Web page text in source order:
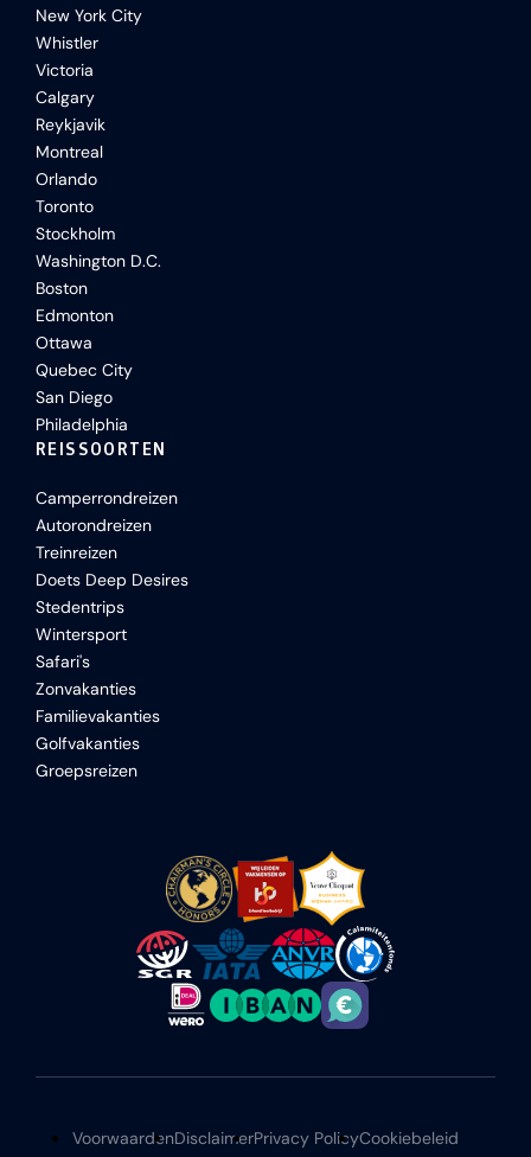
New York City
Whistler
Victoria
Calgary
Reykjavik
Montreal
Orlando
Toronto
Stockholm
Washington D.C.
Boston
Edmonton
Ottawa
Quebec City
San Diego
Philadelphia
REISSOORTEN
Camperrondreizen
Autorondreizen
Treinreizen
Doets Deep Desires
Stedentrips
Wintersport
Safari's
Zonvakanties
Familievakanties
Golfvakanties
Groepsreizen
VoorwaardenDisclaimerPrivacy PolicyCookiebeleid